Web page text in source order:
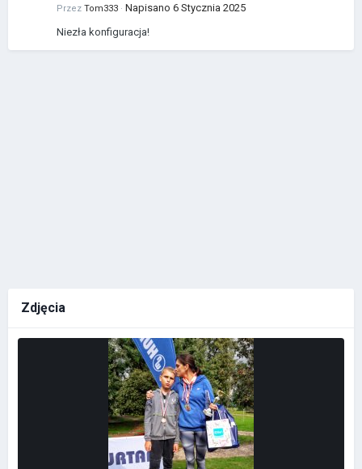
Przez Tom333 · Napisano 6 Stycznia 2025
Niezła konfiguracja!
Zdjęcia